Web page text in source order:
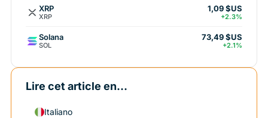
XRP
XRP
1,09 $US
+2.3%
Solana
SOL
73,49 $US
+2.1%
Lire cet article en...
Italiano